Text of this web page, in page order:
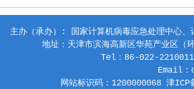
主办（承办）: 国家计算机病毒应急处理中心
地址：天津市滨海高新区华苑产业区
Tel：86-022-
Email
网站标识码：1200000068 津